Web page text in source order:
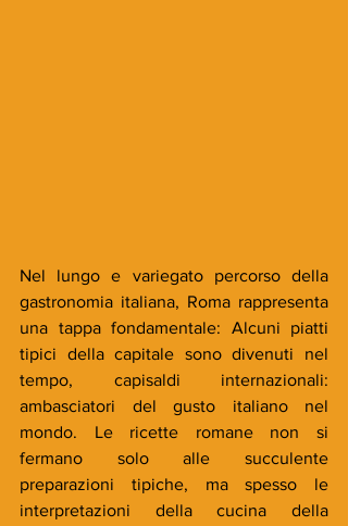
Nel lungo e variegato percorso della
gastronomia italiana, Roma rappresenta
una tappa fondamentale: Alcuni piatti
tipici della capitale sono divenuti nel
tempo, capisaldi internazionali:
ambasciatori del gusto italiano nel
mondo. Le ricette romane non si
fermano solo alle succulente
preparazioni tipiche, ma spesso le
interpretazioni della cucina della